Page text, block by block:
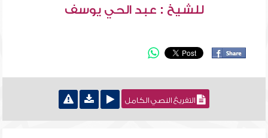
للشيخ : عبد الحي يوسف
التفريغ النصي الكامل